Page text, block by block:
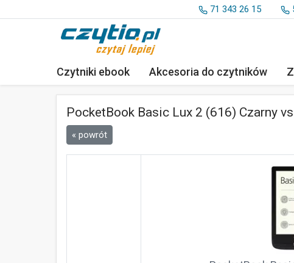
71 343 26 15
Czytniki ebook Akcesoria do czytników
PocketBook Basic Lux 2 (616) Czarny
« powrót